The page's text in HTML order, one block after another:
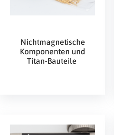
Nichtmagnetische
Komponenten und
Titan-Bauteile